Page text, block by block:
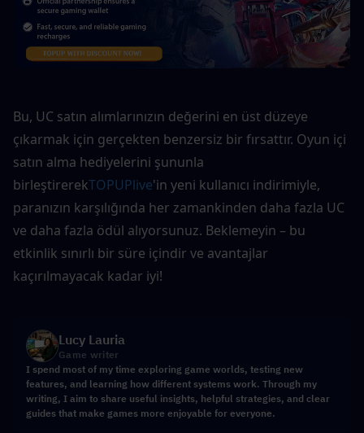
Bu, UC satın alımlarınızın değerini en üst düzeye
çıkarmak için gerçekten benzersiz bir fırsattır. Oyun içi
satın alma hediyelerini şununla
birleştirerekTOPUPlive'in yeni kullanıcı indirimiyle,
paranızın karşılığında her zamankinden daha fazla UC
ve daha fazla ödül alıyorsunuz. Beklemeyin – bu
etkinlik sınırlı bir süre içindir ve avantajlar
kaçırılmayacak kadar iyi!
Lucy Lauria
Game writer
I spend most of my time exploring game worlds, testing new
features, and learning how different systems work. Through my
writing, I aim to share useful insights, helpful strategies, and clear
guides that make games more enjoyable for everyone.